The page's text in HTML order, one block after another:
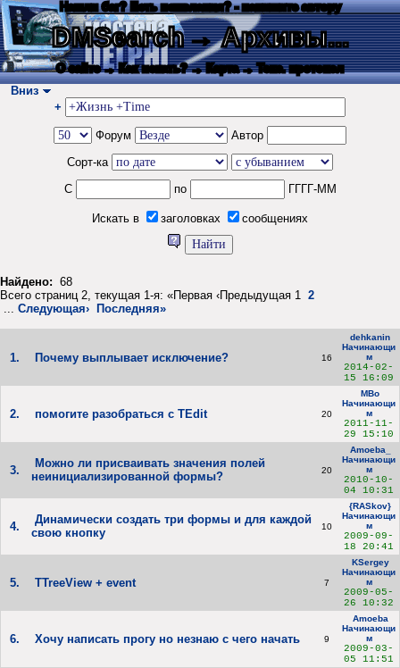
Нашли баг? Есть пожелания? - напишите автору
DMSearch→ Архивы...
О сайте → Как искать? → Карта → Текс. протокол
Вниз
+
Форум
Автор
Сорт-ка
С
по ГГГГ-ММ
Искать в заголовках сообщениях
Найдено: 68
Всего страниц 2, текущая 1-я: «Первая ‹Предыдущая 1 2
... Следующая› Последняя»
1. Почему выплывает исключение? 16
dehkanin
Начинающи
м
2014-02-
15 16:09
2. помогите разобраться с TEdit 20
MBo
Начинающи
м
2011-11-
29 15:10
3.
Можно ли присваивать значения полей
неинициализированной формы?
20
Amoeba_
Начинающи
м
2010-10-
04 10:31
4.
Динамически создать три формы и для каждой
свою кнопку
10
{RASkov}
Начинающи
м
2009-09-
18 20:41
5. TTreeView + event 7
KSergey
Начинающи
м
2009-05-
26 10:32
6. Хочу написать прогу но незнаю с чего начать 9
Amoeba
Начинающи
м
2009-03-
05 11:51